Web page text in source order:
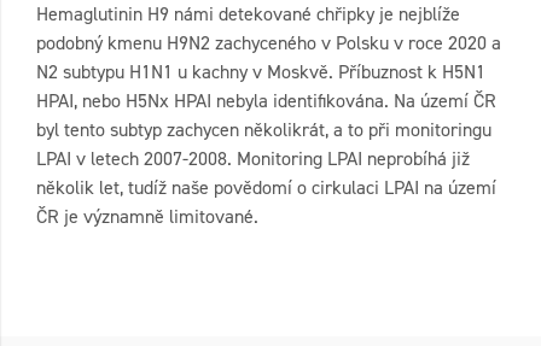
Hemaglutinin H9 námi detekované chřipky je nejblíže
podobný kmenu H9N2 zachyceného v Polsku v roce 2020 a
N2 subtypu H1N1 u kachny v Moskvě. Příbuznost k H5N1
HPAI, nebo H5Nx HPAI nebyla identifikována. Na území ČR
byl tento subtyp zachycen několikrát, a to při monitoringu
LPAI v letech 2007-2008. Monitoring LPAI neprobíhá již
několik let, tudíž naše povědomí o cirkulaci LPAI na území
ČR je významně limitované.